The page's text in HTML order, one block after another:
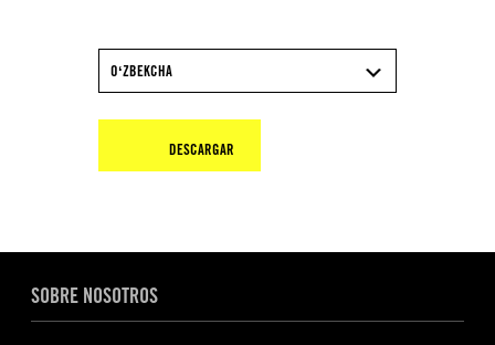
OʻZBEKCHA
DESCARGAR
SOBRE NOSOTROS